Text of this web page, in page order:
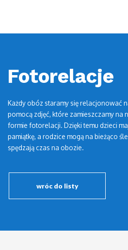
Fotorelacje
Każdy obóz staramy się relacjonować
pomocą zdjęć, które zamieszczamy na
formie fotorelacji. Dzięki temu dzieci
pamiątkę, a rodzice mogą na bieżąco
spędzają czas na obozie.
wróc do listy